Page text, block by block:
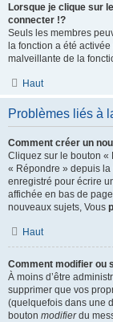
Lorsque je clique sur
connecter !?
Seuls les membres
la fonction a été
malveillante de la
Haut
Problèmes liés à
Comment créer un
Cliquez sur le bouton «
« Répondre » depuis la
enregistré pour écrire
affichée en bas de
nouveaux sujets, Vous
Haut
Comment modifier ou
À moins d’être
supprimer que vos
(quelquefois dans une
bouton modifierdu